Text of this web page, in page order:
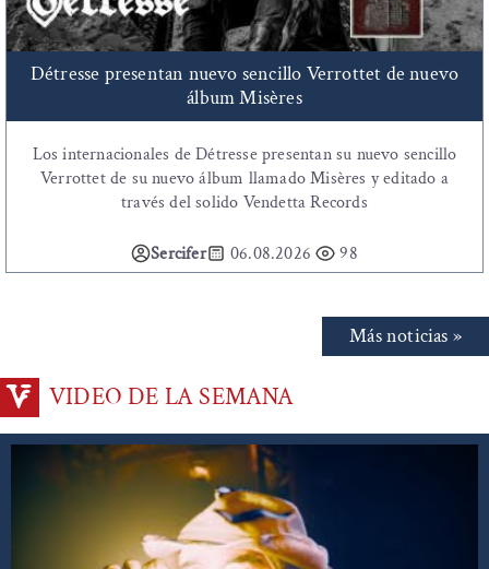
Détresse presentan nuevo sencillo Verrottet de nuevo
álbum Misères
Los internacionales de Détresse presentan su nuevo sencillo
Verrottet de su nuevo álbum llamado Misères y editado a
través del solido Vendetta Records
Sercifer 06.08.2026 98
Más noticias »
VIDEO DE LA SEMANA